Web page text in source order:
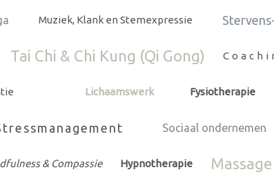
Muziek, Klank en Stemexpressie
Tai Chi & Chi Kung (Qi Gong)
Lichaamswerk Fysiotherapie
Sociaal ondernemen
& Compassie Hypnotherapie Massage